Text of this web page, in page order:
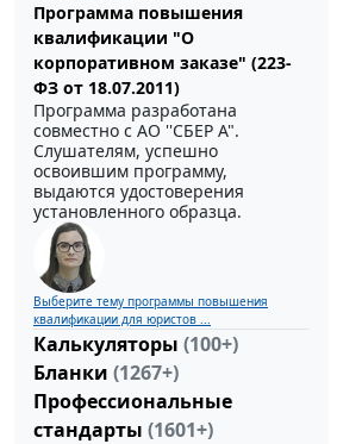
Программа повышения
квалификации "О
корпоративном заказе" (223-
ФЗ от 18.07.2011)
Программа разработана
совместно с АО ''СБЕР А".
Слушателям, успешно
освоившим программу,
выдаются удостоверения
установленного образца.
Выберите тему программы повышения
квалификации для юристов ...
Калькуляторы (100+)
Бланки (1267+)
Профессиональные
стандарты (1601+)